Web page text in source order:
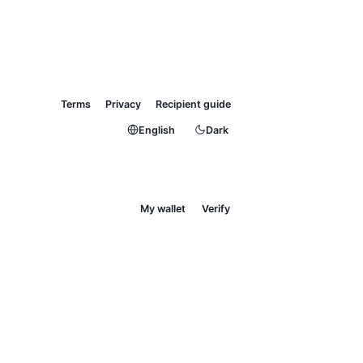
Terms Privacy Recipient guide
English Dark
My wallet Verify